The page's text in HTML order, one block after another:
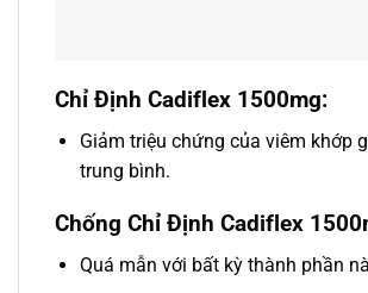
Chỉ Định Cadiflex 1500mg:
Giảm triệu chứng của viêm khớp
trung bình.
Chống Chỉ Định Cadiflex
Quá mẫn với bất kỳ thành phần